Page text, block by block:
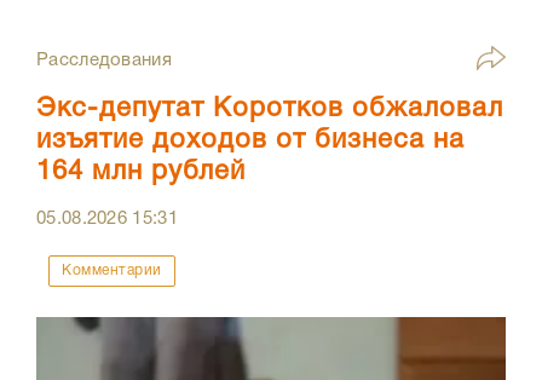
Расследования
Экс-депутат Коротков обжаловал
изъятие доходов от бизнеса на
164 млн рублей
05.08.2026 15:31
Комментарии